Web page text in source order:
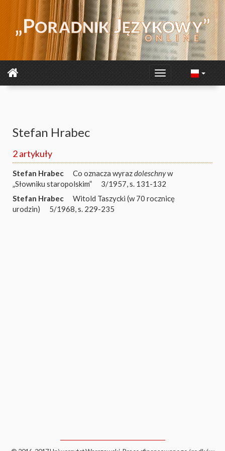
Stefan Hrabec
2 artykuły
Stefan Hrabec Co oznacza wyrazdoleschnyw
„Słowniku staropolskim”
3/1957, s. 131-132
Stefan Hrabec
Witold Taszycki (w 70 rocznicę
urodzin)
5/1968, s. 229-235